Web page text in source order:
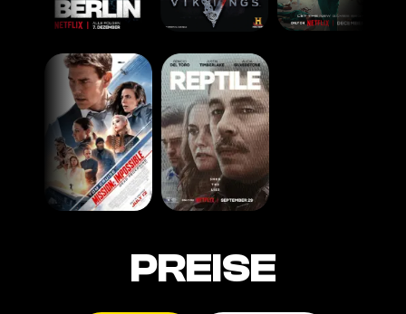
PREISE